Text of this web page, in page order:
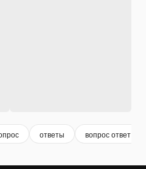
ответы вопрос ответ